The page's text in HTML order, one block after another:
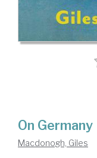
On Germany
Macdonogh, Giles